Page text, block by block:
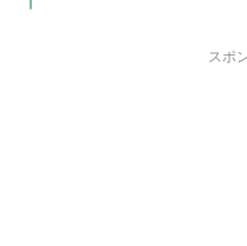
スポ